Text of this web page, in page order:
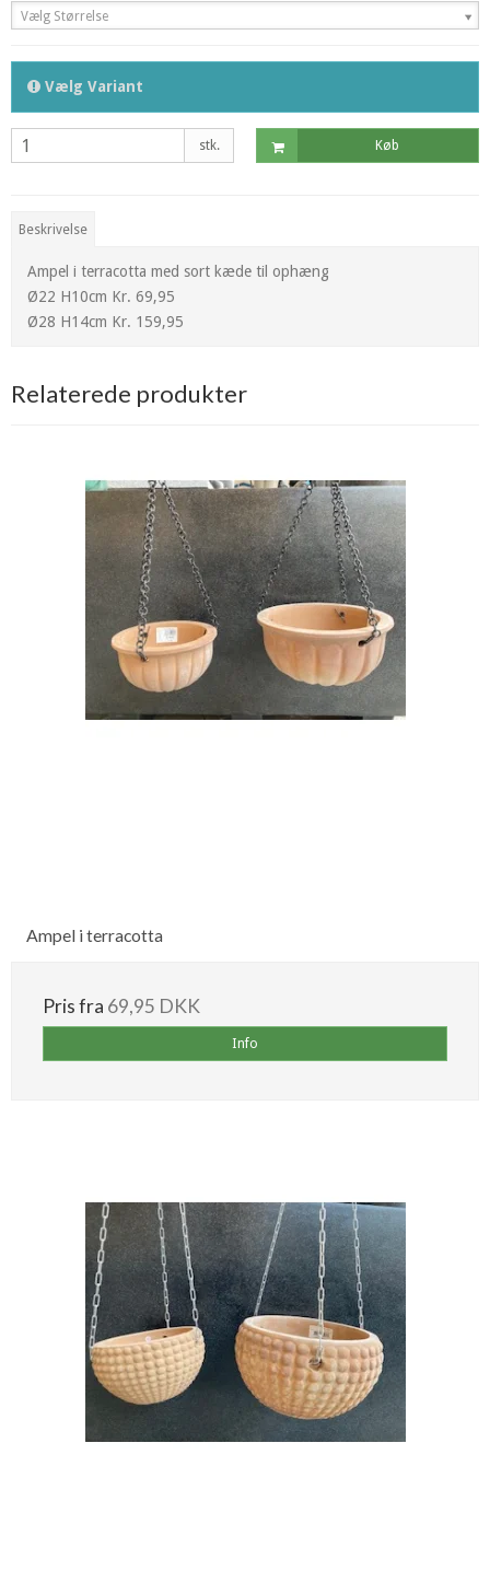
Vælg Størrelse
Vælg Variant
stk. Køb
Beskrivelse
Ampel i terracotta med sort kæde til ophæng
Ø22 H10cm Kr. 69,95
Ø28 H14cm Kr. 159,95
Relaterede produkter
Ampel i terracotta
Pris fra 69,95 DKK
Info